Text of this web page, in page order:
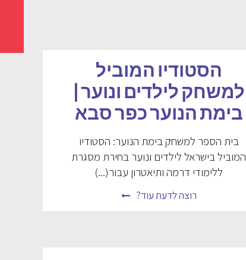
הסטודיו המוביל
למשחק לילדים ונוער |
בימת הנוער כפר סבא
בית הספר למשחק בימת הנוער: הסטודיו
המוביל בישראל לילדים ונוער בחירת מסגרת
ללימודי דרמה ותיאטרון עבור(...)
רוצה לדעת עוד?